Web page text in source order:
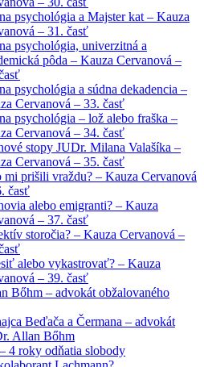
psychológia a Majster kat – Kauza
– 31. časť
psychológia, univerzitná a
pôda – Kauza Cervanová –
psychológia a súdna dekadencia –
Cervanová – 33. časť
psychológia – lož alebo fraška –
Cervanová – 34. časť
stopy JUDr. Milana Valašíka –
Cervanová – 35. časť
mi prišili vraždu? – Kauza Cervanová
časť
alebo emigranti? – Kauza
– 37. časť
storočia? – Kauza Cervanová –
alebo vykastrovať? – Kauza
– 39. časť
Bőhm – advokát obžalovaného
Beďača a Čermana – advokát
Allan Bőhm
4 roky odňatia slobody